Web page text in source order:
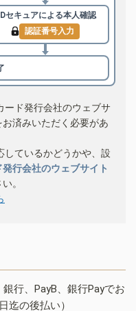
セキュアによる本人確認
認証番号入力
ード発行会社のウェブサ
済みいただく必要があ
しているかどうかや、設
発行会社のウェブサイト
。
行、PayB、銀行Payでお
迄の後払い）